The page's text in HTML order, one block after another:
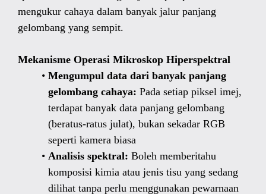
mengukur cahaya dalam banyak jalur panjang
gelombang yang sempit.
Mekanisme Operasi Mikroskop Hiperspektral
Mengumpul data dari banyak panjang
gelombang cahaya: Pada setiap piksel imej,
terdapat banyak data panjang gelombang
(beratus-ratus julat), bukan sekadar RGB
seperti kamera biasa
Analisis spektral: Boleh memberitahu
komposisi kimia atau jenis tisu yang sedang
dilihat tanpa perlu menggunakan pewarnaan